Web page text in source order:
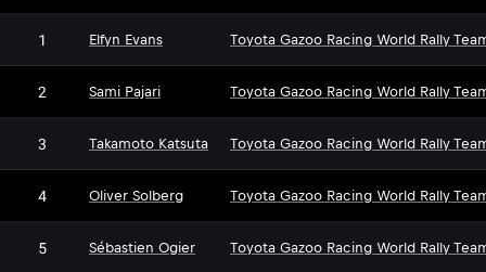
1 Elfyn Evans Toyota Gazoo Racing World Rally
2 Sami Pajari Toyota Gazoo Racing World Rally
3 Takamoto Katsuta Toyota Gazoo Racing World Rally
4 Oliver Solberg Toyota Gazoo Racing World Rally
5 Sébastien Ogier Toyota Gazoo Racing World Rally